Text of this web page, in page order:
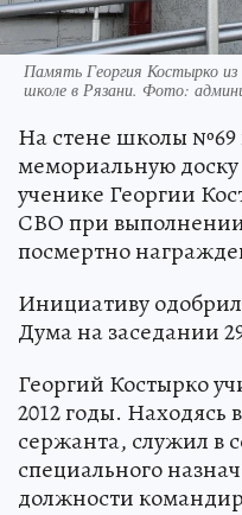
Память Георгия Костырко из
школе в Рязани. Фото:
На стене школы №69
мемориальную
ученике Георгии
СВО при выполнении
посмертно
Инициативу
Дума на заседании
Георгий Костырко
2012 годы. Находясь
сержанта, служил в
специального
должности